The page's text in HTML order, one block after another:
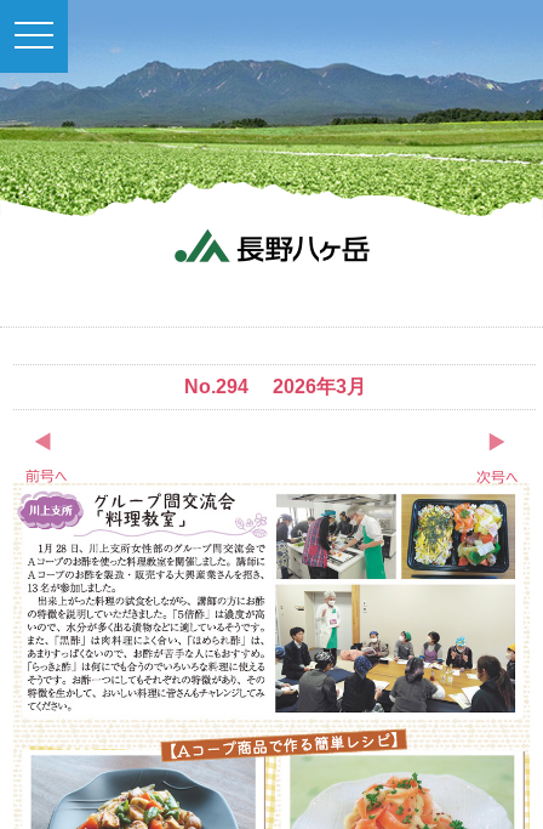
toggle
navigation
No.294 2026年3月